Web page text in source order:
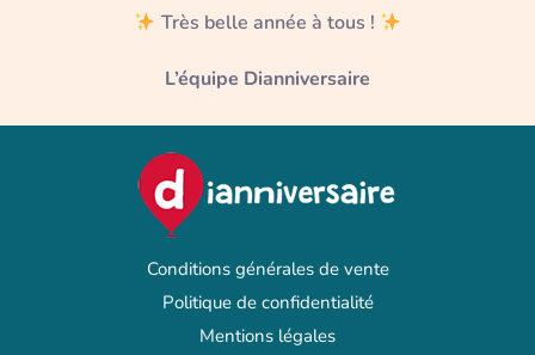
Très belle année à tous !
L’équipe Dianniversaire
Conditions générales de vente
Politique de confidentialité
Mentions légales